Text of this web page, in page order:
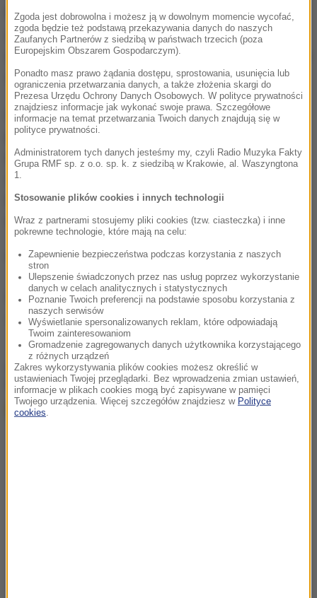
Kate pozostają cały czas w centrum
zainteresowania mediów. Świadomi pozycji, jaką
zajmują, dbają o swój wizerunek, a osoba zajmująca
się ich kalendarzami powinna o tym pamiętać.
Oferta nie uwzględnia wysokości pensji. Z
pewnością będzie to negocjowane na
indywidualnych zasadach z konkretną osobą.
Zwycięzca konkursu będzie miał swoje biuro w
Londynie w bardzo prestiżowym miejscu. Adres -
rezydencja książęcej pary, Pałac Kensington.
Opracowanie:Joanna Potocka
Źródło: RMF FM
Tagi:Wielka Brytania
chcesz widzieć więcej artykułów od RMF24?dodaj w
Google
Zgoda jest dobrowolna i możesz ją w dowolnym momencie wycofać,
zgoda będzie też podstawą przekazywania danych do naszych
Zaufanych Partnerów z siedzibą w państwach trzecich (poza
Europejskim Obszarem Gospodarczym).
Ponadto masz prawo żądania dostępu, sprostowania, usunięcia lub
ograniczenia przetwarzania danych, a także złożenia skargi do
Prezesa Urzędu Ochrony Danych Osobowych. W polityce prywatności
znajdziesz informacje jak wykonać swoje prawa. Szczegółowe
informacje na temat przetwarzania Twoich danych znajdują się w
polityce prywatności.
Administratorem tych danych jesteśmy my, czyli Radio Muzyka Fakty
Grupa RMF sp. z o.o. sp. k. z siedzibą w Krakowie, al. Waszyngtona
1.
Stosowanie plików cookies i innych technologii
Wraz z partnerami stosujemy pliki cookies (tzw. ciasteczka) i inne
pokrewne technologie, które mają na celu:
Zapewnienie bezpieczeństwa podczas korzystania z naszych
stron
Ulepszenie świadczonych przez nas usług poprzez wykorzystanie
danych w celach analitycznych i statystycznych
Poznanie Twoich preferencji na podstawie sposobu korzystania z
naszych serwisów
Wyświetlanie spersonalizowanych reklam, które odpowiadają
Twoim zainteresowaniom
Gromadzenie zagregowanych danych użytkownika korzystającego
z różnych urządzeń
Zakres wykorzystywania plików cookies możesz określić w
ustawieniach Twojej przeglądarki. Bez wprowadzenia zmian ustawień,
informacje w plikach cookies mogą być zapisywane w pamięci
Twojego urządzenia. Więcej szczegółów znajdziesz w Polityce
cookies